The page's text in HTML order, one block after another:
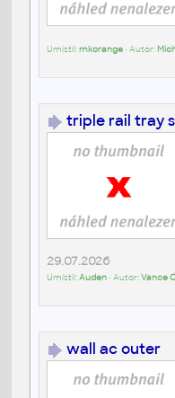
Umístil:mkorange• Autor:
triple rail tray
29.07.2026
Umístil:Auden• Autor:Vance
wall ac outer